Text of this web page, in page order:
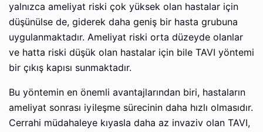
yalnızca ameliyat riski çok yüksek olan hastalar için
düşünülse de, giderek daha geniş bir hasta grubuna
uygulanmaktadır. Ameliyat riski orta düzeyde olanlar
ve hatta riski düşük olan hastalar için bile TAVI yöntemi
bir çıkış kapısı sunmaktadır.
Bu yöntemin en önemli avantajlarından biri, hastaların
ameliyat sonrası iyileşme sürecinin daha hızlı olmasıdır.
Cerrahi müdahaleye kıyasla daha az invaziv olan TAVI,